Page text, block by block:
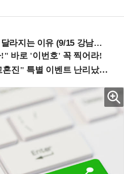
지는 이유 (9/15 강남역)